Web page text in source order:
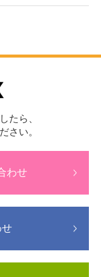
たら、
さい。
わせ